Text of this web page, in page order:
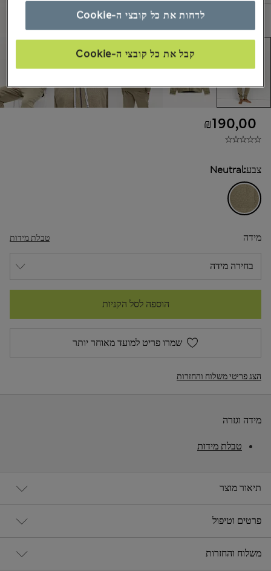
₪190,00
צבע:Neutral
מידה טבלת מידות
הוספה לסל הקניות
שמרו פריט למועד מאוחר יותר
הצג פריטי משלוח והחזרות
תיאור מוצר
פרטים וטיפול
משלוח והחזרות
מידה וגזרה
טבלת מידות
לדחות את כל קובצי ה-Cookie
קבל את כל קובצי ה-Cookie